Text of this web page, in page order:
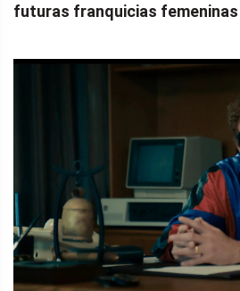
futuras franquicias